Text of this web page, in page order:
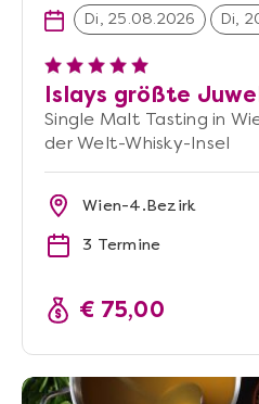
Di, 25.08.2026 Di,
Islays größte
Single Malt Tasting in
der Welt-Whisky-Insel
Wien-4.Bezirk
3 Termine
€ 75,00